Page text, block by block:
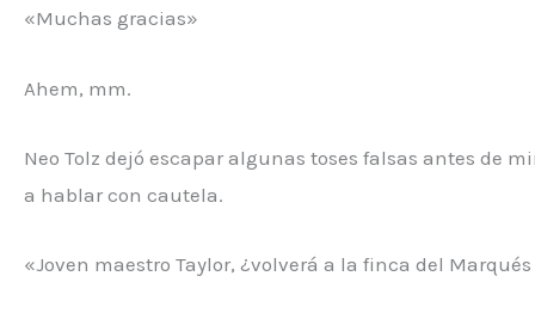
«Muchas gracias»
Ahem, mm.
Neo Tolz dejó escapar algunas toses falsas antes de
a hablar con cautela.
«Joven maestro Taylor, ¿volverá a la finca del